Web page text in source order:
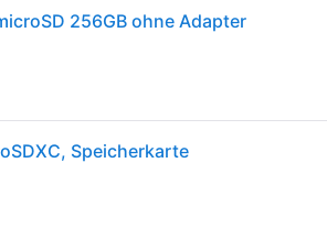
256GB ohne Adapter
Speicherkarte